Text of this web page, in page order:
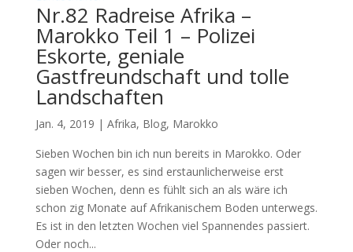
Nr.82 Radreise Afrika –
Marokko Teil 1 – Polizei
Eskorte, geniale
Gastfreundschaft und tolle
Landschaften
Jan. 4, 2019 | Afrika, Blog, Marokko
Sieben Wochen bin ich nun bereits in Marokko. Oder
sagen wir besser, es sind erstaunlicherweise erst
sieben Wochen, denn es fühlt sich an als wäre ich
schon zig Monate auf Afrikanischem Boden unterwegs.
Es ist in den letzten Wochen viel Spannendes passiert.
Oder noch...